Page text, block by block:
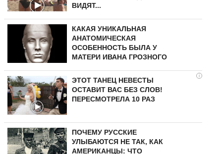
ВИДЯТ...
КАКАЯ УНИКАЛЬНАЯ
АНАТОМИЧЕСКАЯ
ОСОБЕННОСТЬ БЫЛА У
МАТЕРИ ИВАНА ГРОЗНОГО
i
ЭТОТ ТАНЕЦ НЕВЕСТЫ
ОСТАВИТ ВАС БЕЗ СЛОВ!
ПЕРЕСМОТРЕЛА 10 РАЗ
ПОЧЕМУ РУССКИЕ
УЛЫБАЮТСЯ НЕ ТАК, КАК
АМЕРИКАНЦЫ: ЧТО